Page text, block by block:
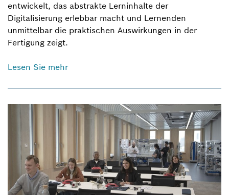
entwickelt, das abstrakte Lerninhalte der
Digitalisierung erlebbar macht und Lernenden
unmittelbar die praktischen Auswirkungen in der
Fertigung zeigt.
Lesen Sie mehr